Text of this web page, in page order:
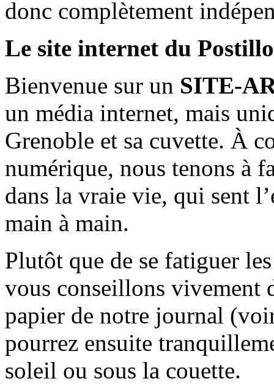
donc complètement
Le site internet du
Bienvenue sur un SITE-
un média internet, mais
Grenoble et sa cuvette. À
numérique, nous tenons à
dans la vraie vie, qui sent
main à main.
Plutôt que de se fatiguer
vous conseillons vivement
papier de notre journal
pourrez ensuite
soleil ou sous la couette.